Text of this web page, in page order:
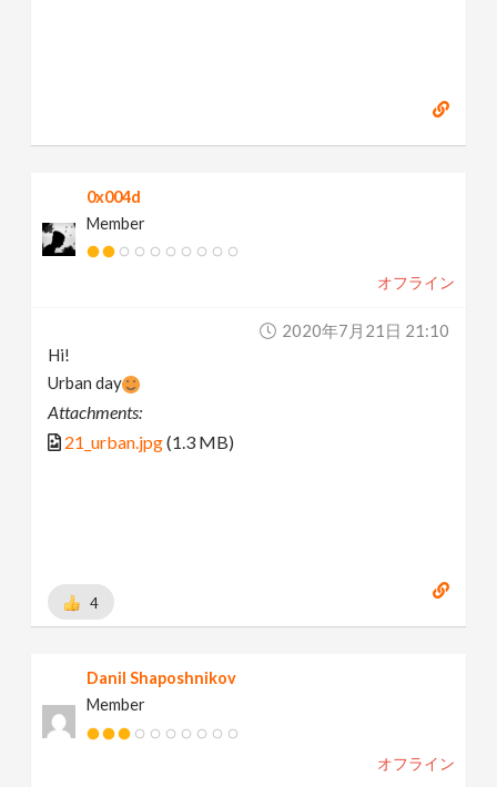
0x004d
Member
オフライン
2020年7月21日 21:10
Hi!
Urban day
Attachments:
21_urban.jpg(1.3 MB)
4
Danil Shaposhnikov
Member
オフライン